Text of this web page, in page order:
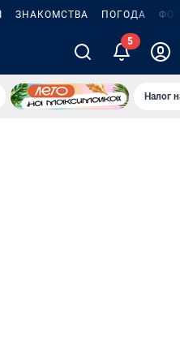
ЗНАКОМСТВА ПОГОДА
Налог